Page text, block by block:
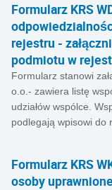
Formularz KRS
rejestru -
podmiotu w
Formularz stanowi
o.o.- zawiera listę
udziałów wspólce.
podlegają wpisowi do
Formularz KRS
osoby